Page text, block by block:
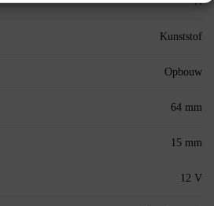
Kunststof
Opbouw
64 mm
15 mm
12 V